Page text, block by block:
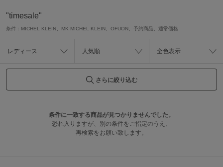
"timesale"
条件： MICHEL KLEIN、MK MICHEL KLEIN、OFUON、予約商品、通常価格
レディース 人気順 全色表示
さらに絞り込む
条件に一致する商品が見つかりませんでした。
恐れ入りますが、別の条件をご指定のうえ、
再検索をお願い致します。